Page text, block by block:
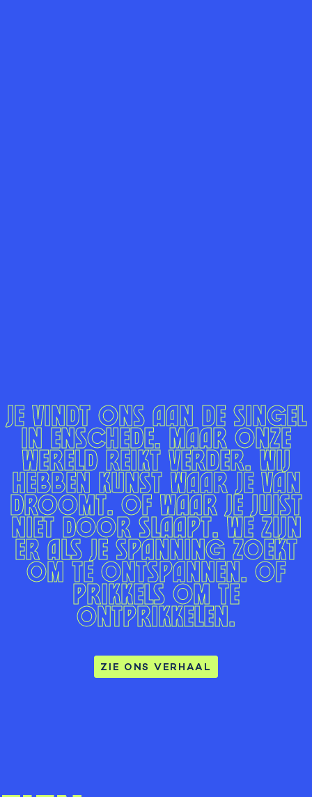
Je vindt ons aan de singel
in Enschede. Maar onze
wereld reikt verder. Wij
hebben kunst waar je van
droomt. Of waar je juist
niet door slaapt. We zijn
er als je spanning zoekt
om te ontspannen. Of
prikkels om te
ontprikkelen.
ZIE ONS VERHAAL